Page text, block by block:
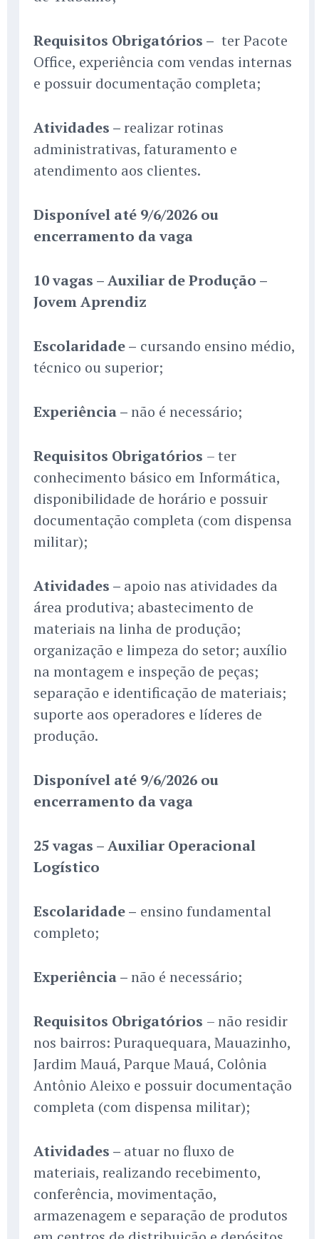
Requisitos Obrigatórios – ter Pacote
Office, experiência com vendas internas
e possuir documentação completa;
Atividades –realizar rotinas
administrativas, faturamento e
atendimento aos clientes.
Disponível até 9/6/2026 ou
encerramento da vaga
10 vagas – Auxiliar de Produção –
Jovem Aprendiz
Escolaridade – cursando ensino médio,
técnico ou superior;
Experiência –não é necessário;
Requisitos Obrigatórios – ter
conhecimento básico em Informática,
disponibilidade de horário e possuir
documentação completa (com dispensa
militar);
Atividades – apoio nas atividades da
área produtiva; abastecimento de
materiais na linha de produção;
organização e limpeza do setor; auxílio
na montagem e inspeção de peças;
separação e identificação de materiais;
suporte aos operadores e líderes de
produção.
Disponível até 9/6/2026 ou
encerramento da vaga
25 vagas – Auxiliar Operacional
Logístico
Escolaridade – ensino fundamental
completo;
Experiência –não é necessário;
Requisitos Obrigatórios – não residir
nos bairros: Puraquequara, Mauazinho,
Jardim Mauá, Parque Mauá, Colônia
Antônio Aleixo e possuir documentação
completa (com dispensa militar);
Atividades – atuar no fluxo de
materiais, realizando recebimento,
conferência, movimentação,
armazenagem e separação de produtos